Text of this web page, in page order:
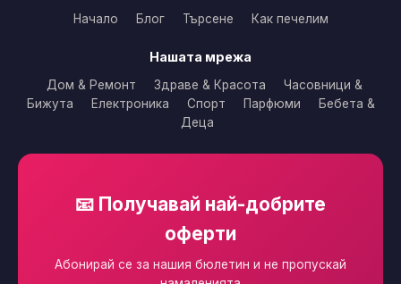
Начало Блог Търсене Как печелим
Нашата мрежа
Дом & Ремонт Здраве & Красота
Часовници &
Бижута
Електроника Спорт Парфюми
Бебета &
Деца
📧 Получавай най-добрите
оферти
Абонирай се за нашия бюлетин и не пропускай